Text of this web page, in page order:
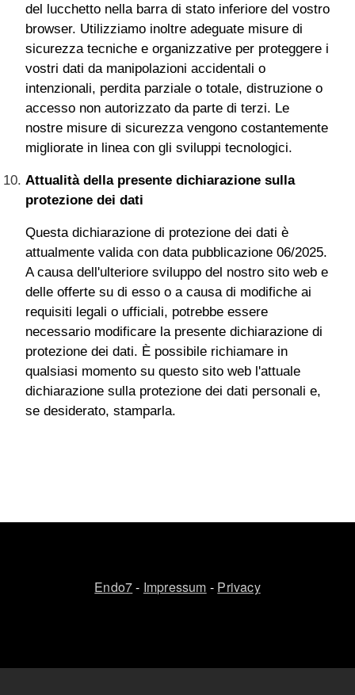
del lucchetto nella barra di stato inferiore del vostro
browser. Utilizziamo inoltre adeguate misure di
sicurezza tecniche e organizzative per proteggere i
vostri dati da manipolazioni accidentali o
intenzionali, perdita parziale o totale, distruzione o
accesso non autorizzato da parte di terzi. Le
nostre misure di sicurezza vengono costantemente
migliorate in linea con gli sviluppi tecnologici.
Attualità della presente dichiarazione sulla
protezione dei dati
Questa dichiarazione di protezione dei dati è
attualmente valida con data pubblicazione 06/2025.
A causa dell'ulteriore sviluppo del nostro sito web e
delle offerte su di esso o a causa di modifiche ai
requisiti legali o ufficiali, potrebbe essere
necessario modificare la presente dichiarazione di
protezione dei dati. È possibile richiamare in
qualsiasi momento su questo sito web l'attuale
dichiarazione sulla protezione dei dati personali e,
se desiderato, stamparla.
Endo7- Impressum - Privacy